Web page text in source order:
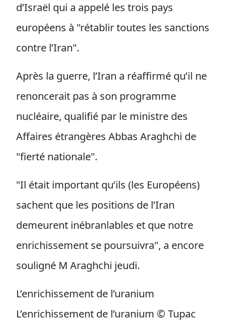
d’Israël qui a appelé les trois pays
européens à "rétablir toutes les sanctions
contre l’Iran".
Après la guerre, l’Iran a réaffirmé qu’il ne
renoncerait pas à son programme
nucléaire, qualifié par le ministre des
Affaires étrangères Abbas Araghchi de
"fierté nationale".
"Il était important qu’ils (les Européens)
sachent que les positions de l’Iran
demeurent inébranlables et que notre
enrichissement se poursuivra", a encore
souligné M Araghchi jeudi.
L’enrichissement de l’uranium
L’enrichissement de l’uranium © Tupac